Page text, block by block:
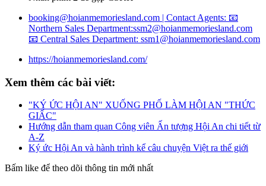
booking@hoianmemoriesland.com | Contact Agents: 📧
Northern Sales Department:ssm2@hoianmemoriesland.com
📧 Central Sales Department: ssm1@hoianmemoriesland.com
https://hoianmemoriesland.com/
Xem thêm các bài viết:
"KÝ ỨC HỘI AN" XUỐNG PHỐ LÀM HỘI AN "THỨC
GIẤC"
Hướng dẫn tham quan Công viên Ấn tượng Hội An chi tiết từ
A-Z
Ký ức Hội An và hành trình kể câu chuyện Việt ra thế giới
Bấm like để theo dõi thông tin mới nhất